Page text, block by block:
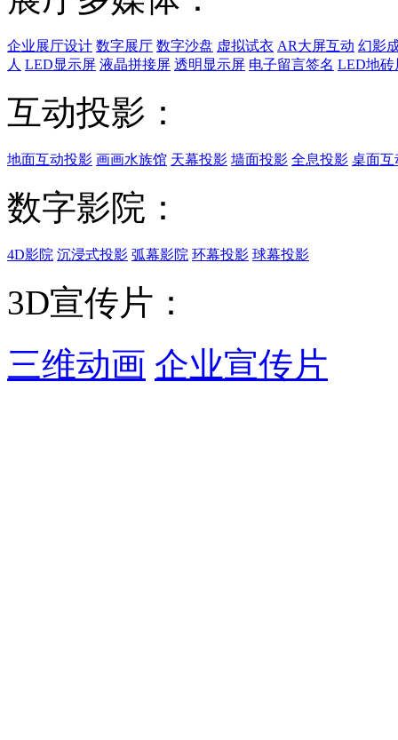
企业展厅设计 数字展厅 数字沙盘 虚拟试衣 AR大屏互动 幻影
人 LED显示屏 液晶拼接屏 透明显示屏 电子留言签名 LED地砖
互动投影：
地面互动投影 画画水族馆 天幕投影 墙面投影 全息投影 桌面互
数字影院：
4D影院 沉浸式投影 弧幕影院 环幕投影 球幕投影
3D宣传片：
三维动画 企业宣传片